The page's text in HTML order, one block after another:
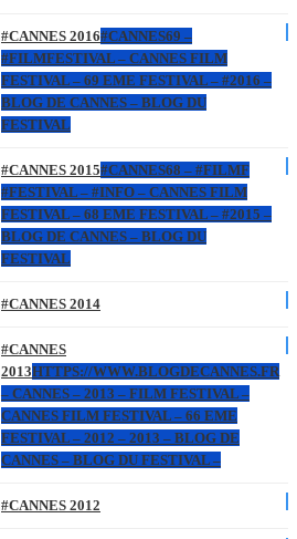
#CANNES 2016#CANNES69 –
#FILMFESTIVAL – CANNES FILM
FESTIVAL – 69 EME FESTIVAL – #2016 –
BLOG DE CANNES – BLOG DU
FESTIVAL
#CANNES 2015#CANNES68 – #FILMF
#FESTIVAL – #INFO – CANNES FILM
FESTIVAL – 68 EME FESTIVAL – #2015 –
BLOG DE CANNES – BLOG DU
FESTIVAL
#CANNES 2014
#CANNES
2013HTTPS://WWW.BLOGDECANNES.FR
– CANNES – 2013 – FILM FESTIVAL –
CANNES FILM FESTIVAL – 66 EME
FESTIVAL – 2012 – 2013 – BLOG DE
CANNES – BLOG DU FESTIVAL –
#CANNES 2012